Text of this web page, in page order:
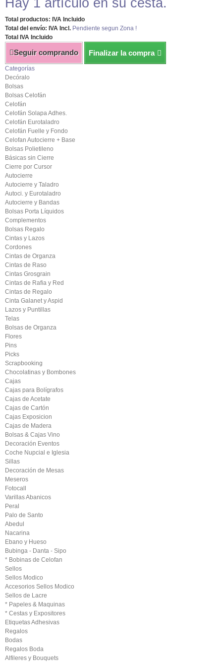
Hay 1 artículo en su cesta.
Total productos: IVA Incluido
Total del envío: IVA Incl. Pendiente segun Zona !
Total IVA Incluido
Seguir comprando Finalizar la compra
Categorías
Decóralo
Bolsas
Bolsas Celofán
Celofán
Celofán Solapa Adhes.
Celofán Eurotaladro
Celofán Fuelle y Fondo
Celofan Autocierre + Base
Bolsas Polietileno
Básicas sin Cierre
Cierre por Cursor
Autocierre
Autocierre y Taladro
Autoci. y Eurotaladro
Autocierre y Bandas
Bolsas Porta Líquidos
Complementos
Bolsas Regalo
Cintas y Lazos
Cordones
Cintas de Organza
Cintas de Raso
Cintas Grosgrain
Cintas de Rafia y Red
Cintas de Regalo
Cinta Galanet y Aspid
Lazos y Puntillas
Telas
Bolsas de Organza
Flores
Pins
Picks
Scrapbooking
Chocolatinas y Bombones
Cajas
Cajas para Bolígrafos
Cajas de Acetate
Cajas de Cartón
Cajas Exposicion
Cajas de Madera
Bolsas & Cajas Vino
Decoración Eventos
Coche Nupcial e Iglesia
Sillas
Decoración de Mesas
Meseros
Fotocall
Varillas Abanicos
Peral
Palo de Santo
Abedul
Nacarina
Ebano y Hueso
Bubinga - Danta - Sipo
* Bobinas de Celofan
Sellos
Sellos Modico
Accesorios Sellos Modico
Sellos de Lacre
* Papeles & Maquinas
* Cestas y Expositores
Etiquetas Adhesivas
Regalos
Bodas
Regalos Boda
Alfileres y Bouquets